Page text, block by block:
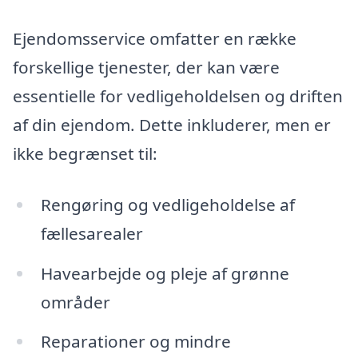
Ejendomsservice omfatter en række
forskellige tjenester, der kan være
essentielle for vedligeholdelsen og driften
af din ejendom. Dette inkluderer, men er
ikke begrænset til:
Rengøring og vedligeholdelse af
fællesarealer
Havearbejde og pleje af grønne
områder
Reparationer og mindre